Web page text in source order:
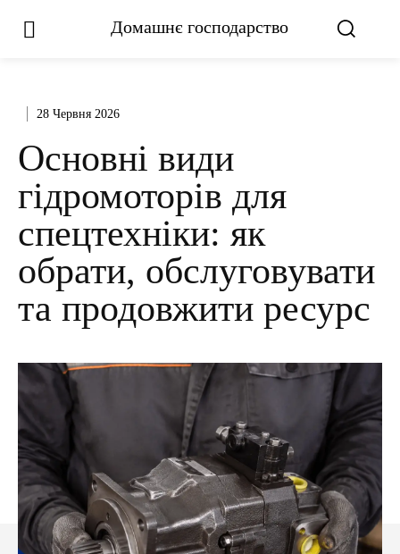
Домашнє господарство
28 Червня 2026
Основні види
гідромоторів для
спецтехніки: як
обрати, обслуговувати
та продовжити ресурс